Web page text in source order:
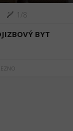
1/8
BYT